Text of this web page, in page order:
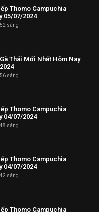
để cập nhật
- Đá gà Campuchia
nại liên hệ :
Thomo Campuchia
05/07/2024
sáng
Thái Mới Nhất Hôm Nay
sáng
Thomo Campuchia
04/07/2024
sáng
Thomo Campuchia
04/07/2024
sáng
Thomo Campuchia